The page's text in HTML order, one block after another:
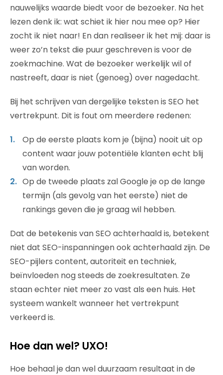
nauwelijks waarde biedt voor de bezoeker. Na het
lezen denk ik: wat schiet ik hier nou mee op? Hier
zocht ik niet naar! En dan realiseer ik het mij: daar is
weer zo’n tekst die puur geschreven is voor de
zoekmachine. Wat de bezoeker werkelijk wil of
nastreeft, daar is niet (genoeg) over nagedacht.
Bij het schrijven van dergelijke teksten is SEO het
vertrekpunt. Dit is fout om meerdere redenen:
Op de eerste plaats kom je (bijna) nooit uit op
content waar jouw potentiële klanten echt blij
van worden.
Op de tweede plaats zal Google je op de lange
termijn (als gevolg van het eerste) niet de
rankings geven die je graag wil hebben.
Dat de betekenis van SEO achterhaald is, betekent
niet dat SEO-inspanningen ook achterhaald zijn. De
SEO-pijlers content, autoriteit en techniek,
beïnvloeden nog steeds de zoekresultaten. Ze
staan echter niet meer zo vast als een huis. Het
systeem wankelt wanneer het vertrekpunt
verkeerd is.
Hoe dan wel? UXO!
Hoe behaal je dan wel duurzaam resultaat in de